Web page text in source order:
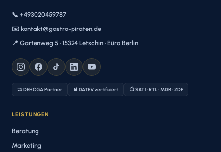
📞 +493020459787
✉️ kontakt@gastro-piraten.de
📍 Gartenweg 5 · 15324 Letschin · Büro Berlin
🤝 DEHOGA Partner 📊 DATEV zertifiziert 📺 SAT.1 · RTL · MDR · ZDF
LEISTUNGEN
Beratung
Marketing